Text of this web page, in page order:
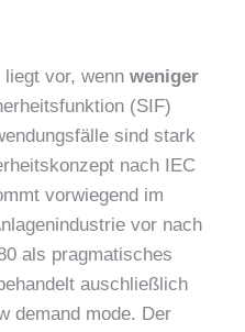
vor, wenn weniger
(SIF)
sind stark
nach IEC
vorwiegend im
vor nach
als pragmatisches
auschließlich
demand mode. Der